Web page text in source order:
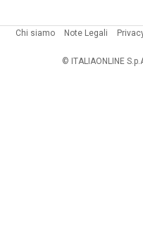
Chi siamo Note Legali
© ITALIAONLINE